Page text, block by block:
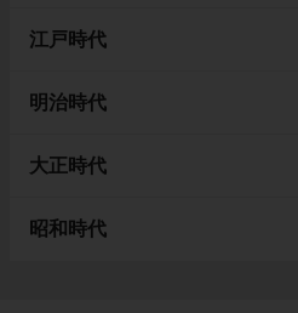
江戸時代
明治時代
大正時代
昭和時代